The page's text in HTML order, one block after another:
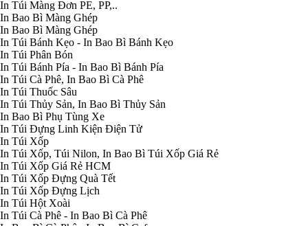
In Túi Màng Đơn PE, PP,..
In Bao Bì Màng Ghép
In Bao Bì Màng Ghép
In Túi Bánh Kẹo - In Bao Bì Bánh Kẹo
In Túi Phân Bón
In Túi Bánh Pía - In Bao Bì Bánh Pía
In Túi Cà Phê, In Bao Bì Cà Phê
In Túi Thuốc Sâu
In Túi Thủy Sản, In Bao Bì Thủy Sản
In Bao Bì Phụ Tùng Xe
In Túi Đựng Linh Kiện Điện Tử
In Túi Xốp
In Túi Xốp, Túi Nilon, In Bao Bì Túi Xốp Giá Rẻ
In Túi Xốp Giá Rẻ HCM
In Túi Xốp Đựng Quà Tết
In Túi Xốp Đựng Lịch
In Túi Hột Xoài
In Túi Cà Phê - In Bao Bì Cà Phê